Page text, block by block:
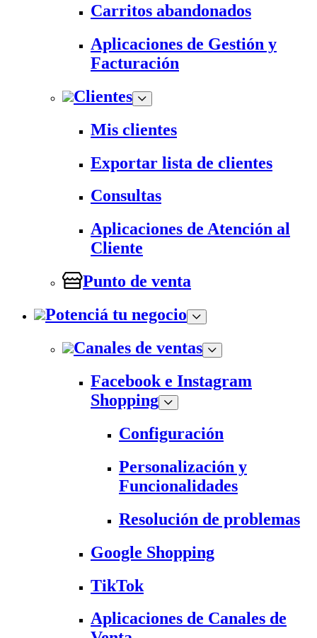
Carritos abandonados
Aplicaciones de Gestión y
Facturación
Clientes
Mis clientes
Exportar lista de clientes
Consultas
Aplicaciones de Atención al
Cliente
Punto de venta
Potenciá tu negocio
Canales de ventas
Facebook e Instagram
Shopping
Configuración
Personalización y
Funcionalidades
Resolución de problemas
Google Shopping
TikTok
Aplicaciones de Canales de